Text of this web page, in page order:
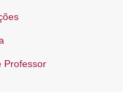
Professor